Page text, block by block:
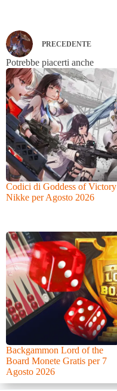
PRECEDENTE
Potrebbe piacerti anche
Codici di Goddess of Victory
Nikke per Agosto 2026
Backgammon Lord of the
Board Monete Gratis per 7
Agosto 2026